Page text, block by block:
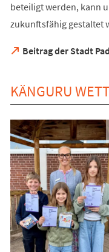
beteiligt werden, kann
zukunftsfähig gestaltet
Beitrag der Stadt
(Öffnet
neuen
Tab)
KÄNGURU